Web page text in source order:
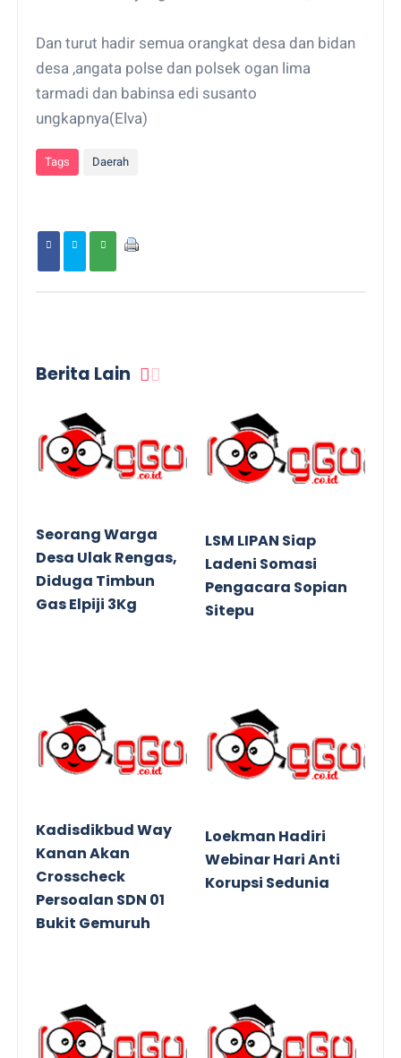
Dan turut hadir semua orangkat desa dan bidan
desa ,angata polse dan polsek ogan lima
tarmadi dan babinsa edi susanto
ungkapnya(Elva)
Tags Daerah
Berita Lain
Seorang Warga
Desa Ulak Rengas,
Diduga Timbun
Gas Elpiji 3Kg
LSM LIPAN Siap
Ladeni Somasi
Pengacara Sopian
Sitepu
Kadisdikbud Way
Kanan Akan
Crosscheck
Persoalan SDN 01
Bukit Gemuruh
Loekman Hadiri
Webinar Hari Anti
Korupsi Sedunia